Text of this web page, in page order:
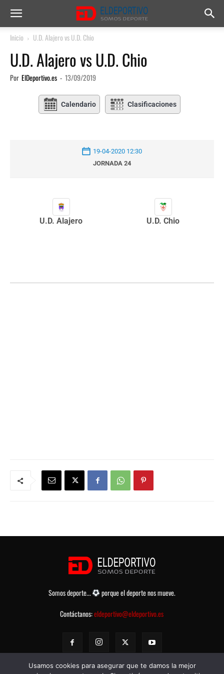
Inicio U.D. Alajero vs U.D. Chio
U.D. Alajero vs U.D. Chio
Por ElDeportivo.es - 13/09/2019
Calendario Clasificaciones
19-04-2020 12:30
JORNADA 24
U.D. Alajero U.D. Chio
Somos deporte...
porque el deporte nos mueve.
Contáctanos:eldeportivo@eldeportivo.es
Usamos cookies para asegurar que te damos la mejor